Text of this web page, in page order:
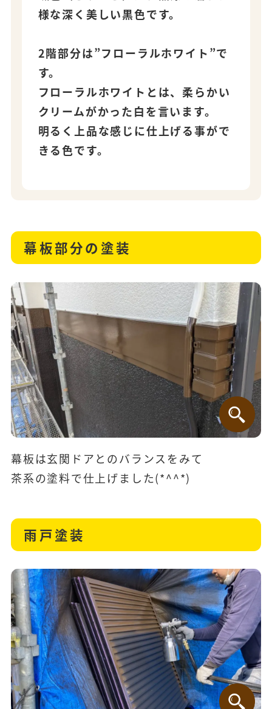
様な深く美しい黒色です。
2階部分は”フローラルホワイト”で
す。
フローラルホワイトとは、柔らかい
クリームがかった白を言います。
明るく上品な感じに仕上げる事がで
きる色です。
幕板部分の塗装
幕板は玄関ドアとのバランスをみて
茶系の塗料で仕上げました(*^^*)
雨戸塗装